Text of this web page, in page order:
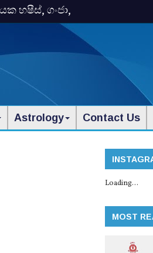
හෂීස්‌, ගංජා,
Astrology Contact Us
Loading...
MOST